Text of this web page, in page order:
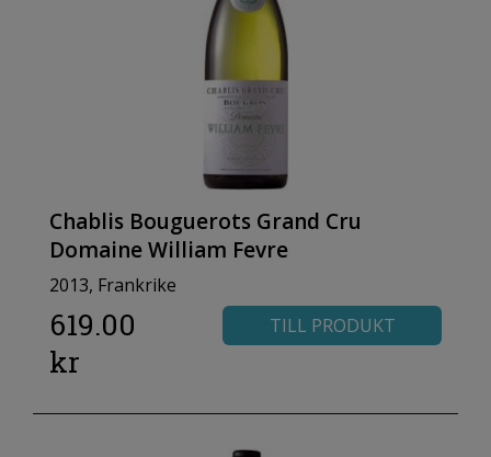
Chablis Bouguerots Grand Cru
Domaine William Fevre
2013, Frankrike
619.00
kr
TILL PRODUKT